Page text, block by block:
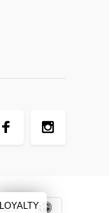
LOYALTY